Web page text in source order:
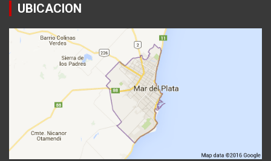
UBICACION